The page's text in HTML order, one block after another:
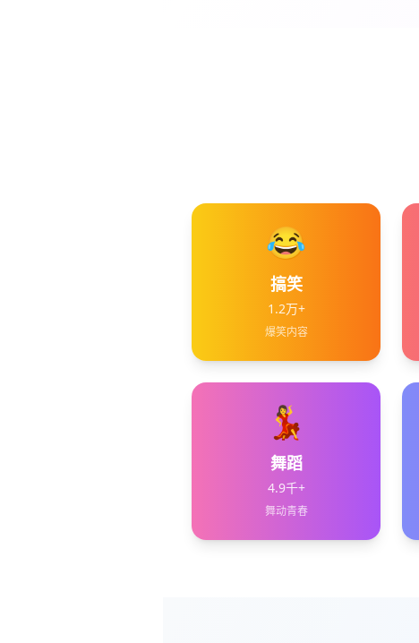
😂
搞笑
1.2万+
爆笑内容
💃
舞蹈
4.9千+
舞动青春